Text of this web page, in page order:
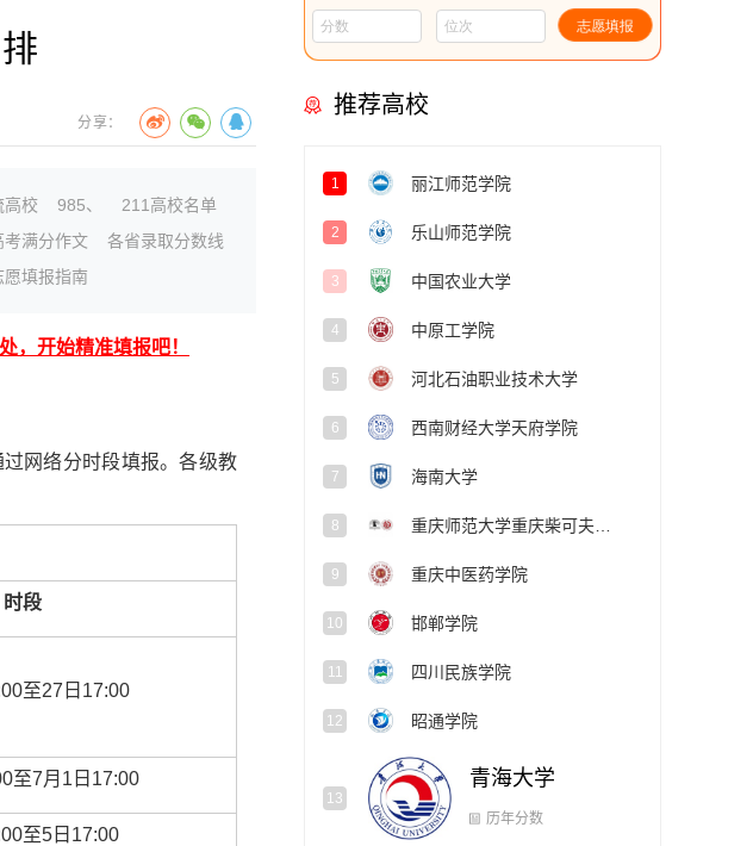
分享：
高校 985、
211高校名单
考满分作文
各省录取分数线
愿填报指南
，开始精准填报吧！
网络分时段填报。各级教
时段
至27 日 17:00
至7月 1 日 17:00
至5 日 17:00
推荐高校
1 丽江师范学院
2 乐山师范学院
3 中国农业大学
4 中原工学院
5 河北石油职业技术大学
6 西南财经大学天府学院
7 海南大学
8
9 重庆中医药学院
10 邯郸学院
11 四川民族学院
12 昭通学院
13
青海大学
历年分数